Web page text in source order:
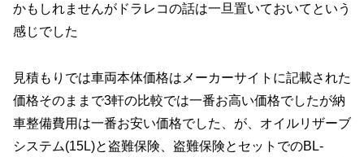
かもしれませんがドラレコの話は一旦置いておいてという
感じでした
見積もりでは車両本体価格はメーカーサイトに記載された
価格そのままで3軒の比較では一番お高い価格でしたが納
車整備費用は一番お安い価格でした、が、オイルリザーブ
システム(15L)と盗難保険、盗難保険とセットでのBL-